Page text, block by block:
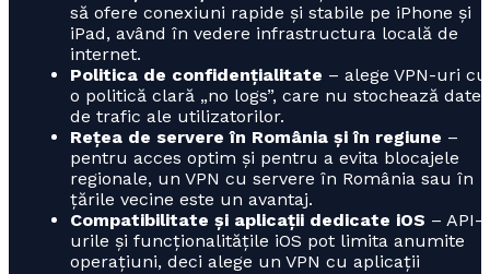
să ofere conexiuni rapide și stabile pe iPhone și
iPad, având în vedere infrastructura locală de
internet.
Politica de confidențialitate – alege VPN-uri cu
o politică clară „no logs”, care nu stochează
de trafic ale utilizatorilor.
Rețea de servere în România și în regiune –
pentru acces optim și pentru a evita blocajele
regionale, un VPN cu servere în România sau în
țările vecine este un avantaj.
Compatibilitate și aplicații dedicate iOS – API-
urile și funcționalitățile iOS pot limita anumite
operațiuni, deci alege un VPN cu aplicații